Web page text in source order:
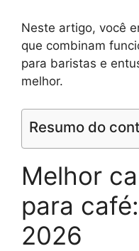
Neste artigo, você
que combinam
para baristas e
melhor.
Resumo do
Melhor
para
2026